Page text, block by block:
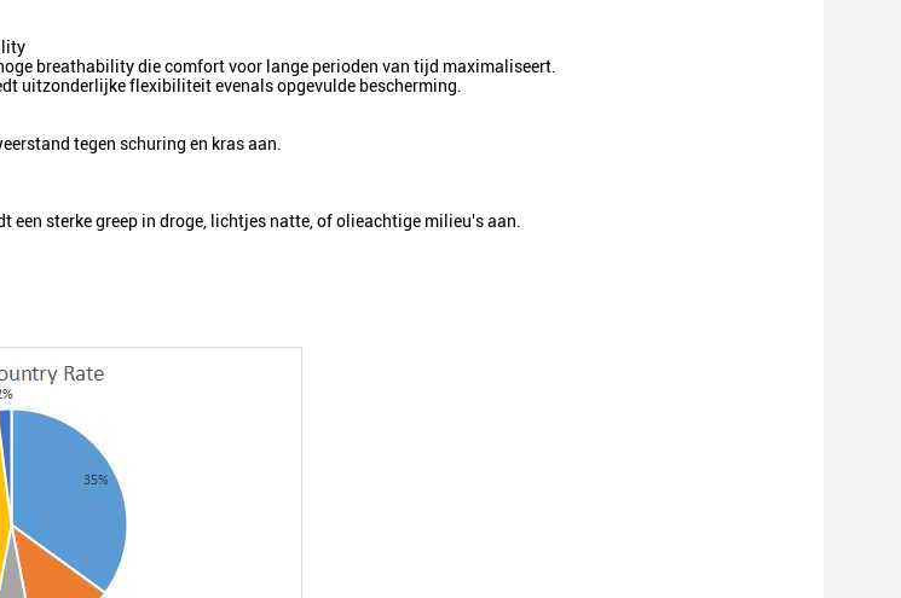
breathability die comfort voor lange perioden van tijd maximaliseert.
uitzonderlijke flexibiliteit evenals opgevulde bescherming.
tegen schuring en kras aan.
een sterke greep in droge, lichtjes natte, of olieachtige milieu's aan.